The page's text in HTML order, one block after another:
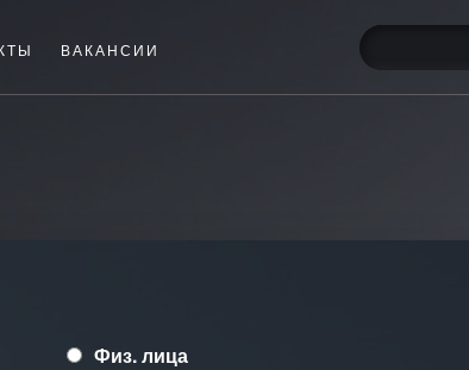
ВАКАНСИИ
Физ. лица